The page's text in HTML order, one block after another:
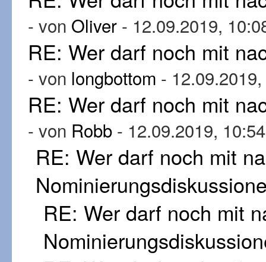
- von Oliver - 12.09.2019,
RE: Wer darf noch mit
- von longbottom -
RE: Wer darf noch mit
- von Robb - 12.09.2019, 10:54
RE: Wer darf noch mit
RE: Wer darf noch mit